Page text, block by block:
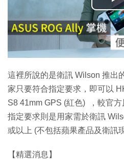
這裡所說的是衛訊 Wilson 推出
家只要符合指定要求，即可以
S8 41mm GPS (紅色) ，較官方
指定要求則是用家需於衛訊
或以上 (不包括蘋果產品及衛訊
【精選消息】